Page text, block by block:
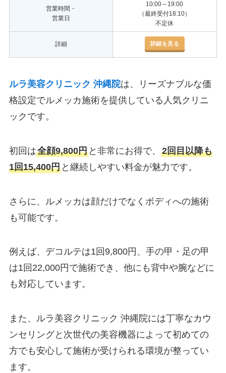
営業時間・
営業日
10:00～19:00
（最終受付18:10）
不定休
詳細 詳細を見る
ルラ美容クリニック 沖縄院は、リーズナブルな価
格設定でルメッカ施術を提供している人気クリニ
ックです。
初回は全顔9,800円と非常にお得で、 2回目以降も
1回15,400円と継続しやすい料金が魅力です。
さらに、ルメッカは顔だけでなくボディへの施術
も可能です。
例えば、デコルテは1回9,800円、手の甲・足の甲
は1回22,000円で施術でき、他にも背中や腕などに
も対応しています。
また、ルラ美容クリニック 沖縄院には丁寧なカウ
ンセリングと次世代の美容機器によって初めての
方でも安心して施術が受けられる環境が整ってい
ます。